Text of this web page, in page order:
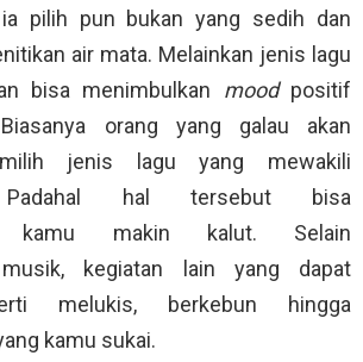
ia pilih pun bukan yang sedih dan
air mata. Melainkan jenis lagu
bisa menimbulkan mood positif
orang yang galau akan
jenis lagu yang mewakili
Padahal hal tersebut bisa
kamu makin kalut. Selain
musik, kegiatan lain yang dapat
melukis, berkebun hingga
kamu sukai.